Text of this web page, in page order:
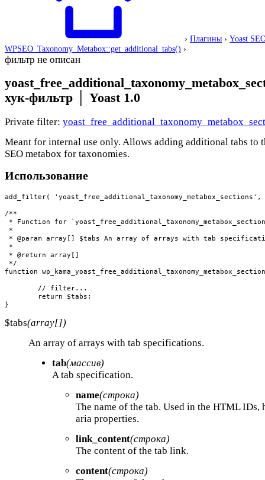
› Плагины › Yoast
WPSEO_Taxonomy_Metabox::get_additional_tabs() ›
фильтр не описан
хук-фильтр
Yoast 1.0
Private filter:
Meant for internal use only. Allows adding additional tabs to
SEO metabox for taxonomies.
Использование
add_filter(
/**
* Function for
*
* @param array[] $tabs An array of arrays with tab
*
* @return array[]
*/
function
}
$tabs(array[])
An array of arrays with tab specifications.
tab(массив)
A tab specification.
name(строка)
The name of the tab. Used in the HTML IDs,
aria properties.
link_content(строка)
The content of the tab link.
content(строка)